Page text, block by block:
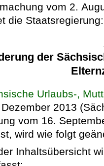
vom 2.
die Staatsregierung:
der
Urlaubs-,
2013
vom 16.
wird wie folgt
Inhaltsübersicht